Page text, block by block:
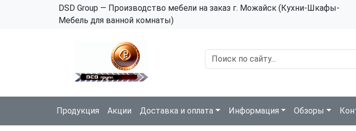
DSD Group — Производство мебели на заказ г. Можайск (Кухни-Шкафы-
Мебель для ванной комнаты)
Продукция Акции Доставка и оплата Информация Обзоры